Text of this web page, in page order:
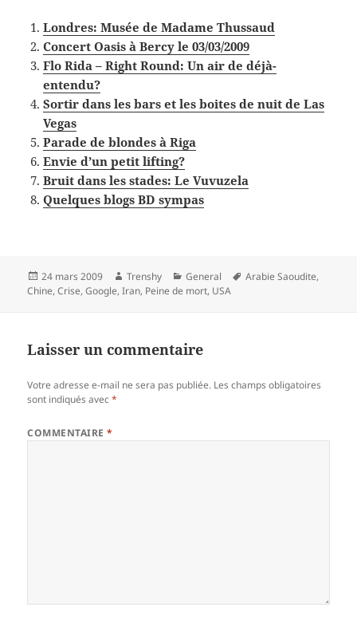
Londres: Musée de Madame Thussaud
Concert Oasis à Bercy le 03/03/2009
Flo Rida – Right Round: Un air de déjà-
entendu?
Sortir dans les bars et les boites de nuit de Las
Vegas
Parade de blondes à Riga
Envie d’un petit lifting?
Bruit dans les stades: Le Vuvuzela
Quelques blogs BD sympas
Publié
le
24 mars 2009 Auteur
Trenshy Catégories
General
Mots-
Arabie Saoudite,
Chine,Crise,Google,Iran, Peine de mort, USA
Laisser un commentaire
Votre adresse e-mail ne sera pas publiée. Les champs obligatoires
sont indiqués avec*
COMMENTAIRE*